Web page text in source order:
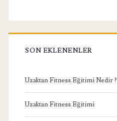
SON EKLENENLER
Uzaktan Fitness Eğitimi Nedir ?
Uzaktan Fitness Eğitimi